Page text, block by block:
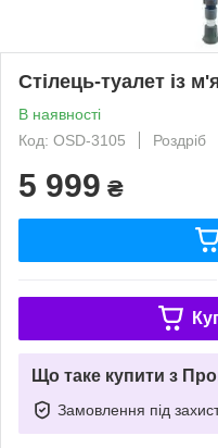
Стілець-туалет із
В наявності
Код: OSD-3105
Роздріб
5 999 ₴
Що таке купити з
Замовлення під